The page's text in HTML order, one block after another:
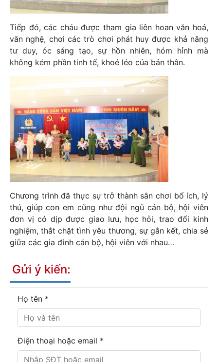
Tiếp đó, các cháu được tham gia liên hoan văn hoá,
văn nghệ, chơi các trò chơi phát huy được khả năng
tư duy, óc sáng tạo, sự hồn nhiên, hóm hỉnh mà
không kém phần tinh tế, khoé léo của bản thân.
Chương trình đã thực sự trở thành sân chơi bổ ích, lý
thú, giúp con em cũng như đội ngũ cán bộ, hội viên
đơn vị có dịp được giao lưu, học hỏi, trao đổi kinh
nghiệm, thắt chặt tình yêu thương, sự gắn kết, chia sẻ
giữa các gia đình cán bộ, hội viên với nhau…
Gửi ý kiến:
Họ tên *
Điện thoại hoặc email *